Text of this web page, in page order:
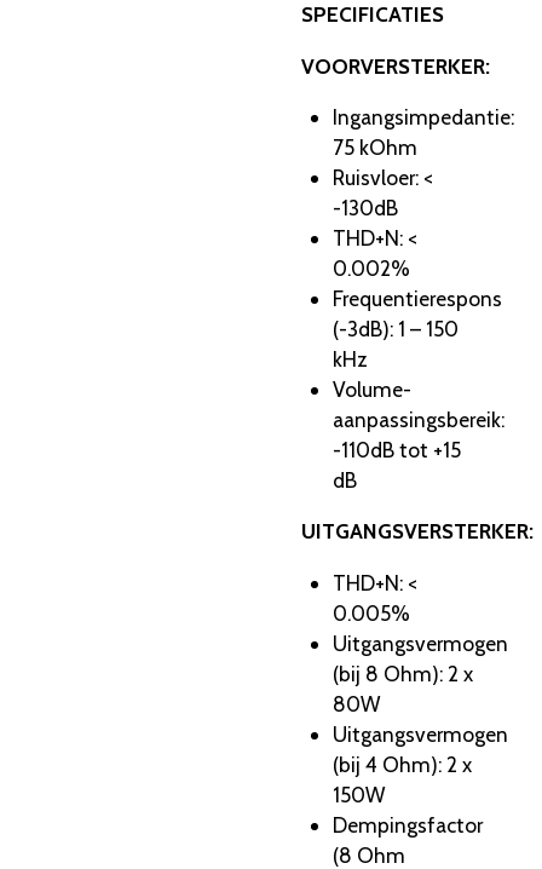
SPECIFICATIES
VOORVERSTERKER:
Ingangsimpedantie:
75 kOhm
Ruisvloer: <
-130dB
THD+N: <
0.002%
Frequentierespons
(-3dB): 1 – 150
kHz
Volume-
aanpassingsbereik:
-110dB tot +15
dB
UITGANGSVERSTERKER:
THD+N: <
0.005%
Uitgangsvermogen
(bij 8 Ohm): 2 x
80W
Uitgangsvermogen
(bij 4 Ohm): 2 x
150W
Dempingsfactor
(8 Ohm